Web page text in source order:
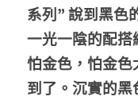
系列” 說到黑色
一光一陰的配搭
怕金色，怕金色
到了。沉實的